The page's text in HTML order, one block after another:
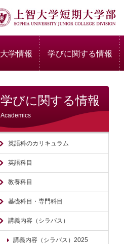
大学情報 学びに関する情報
学びに関する情報
Academics
英語科のカリキュラム
英語科目
教養科目
基礎科目・専門科目
講義内容（シラバス）
講義内容（シラバス）2025